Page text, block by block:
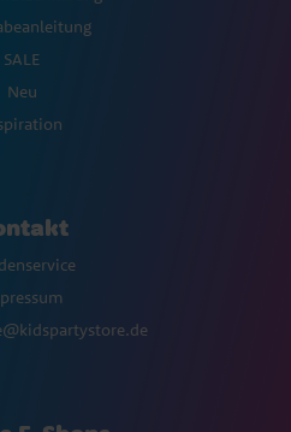
SALE
Neu